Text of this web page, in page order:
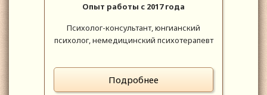
Опыт работы с 2017 года
Психолог-консультант, юнгианский
психолог, немедицинский психотерапевт
Подробнее